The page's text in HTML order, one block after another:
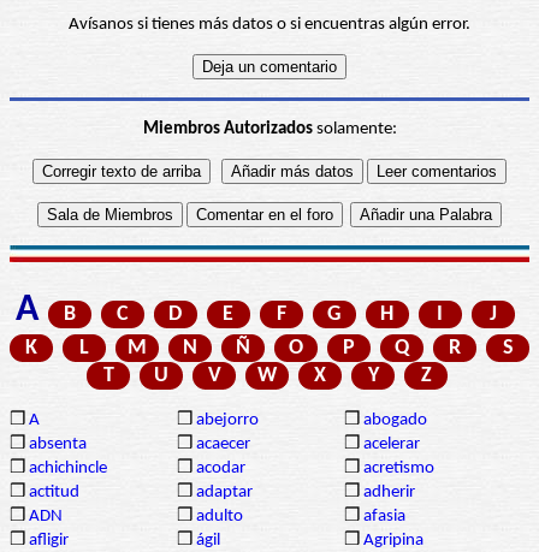
Avísanos si tienes más datos o si encuentras algún error.
Miembros Autorizadossolamente:
A B C D E F G H I
J
K
L M N Ñ O P Q R
S
T
U V W X Y Z
❒ A ❒ abejorro ❒ abogado
❒ absenta ❒ acaecer ❒ acelerar
❒ achichincle ❒ acodar ❒ acretismo
❒ actitud ❒ adaptar ❒ adherir
❒ ADN ❒ adulto ❒ afasia
❒ afligir ❒ ágil ❒ Agripina